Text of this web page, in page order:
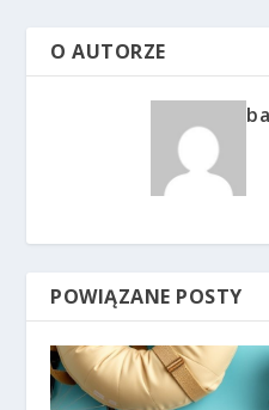
O AUTORZE
POWIĄZANE POSTY